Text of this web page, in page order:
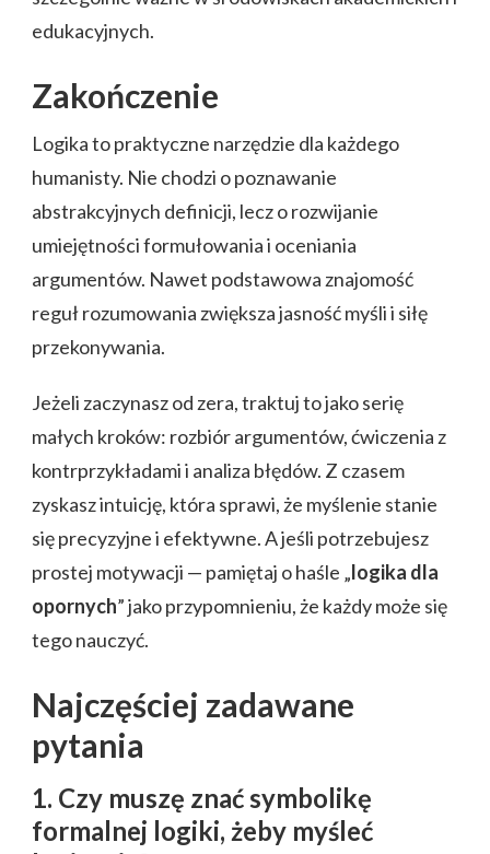
edukacyjnych.
Zakończenie
Logika to praktyczne narzędzie dla każdego
humanisty. Nie chodzi o poznawanie
abstrakcyjnych definicji, lecz o rozwijanie
umiejętności formułowania i oceniania
argumentów. Nawet podstawowa znajomość
reguł rozumowania zwiększa jasność myśli i siłę
przekonywania.
Jeżeli zaczynasz od zera, traktuj to jako serię
małych kroków: rozbiór argumentów, ćwiczenia z
kontrprzykładami i analiza błędów. Z czasem
zyskasz intuicję, która sprawi, że myślenie stanie
się precyzyjne i efektywne. A jeśli potrzebujesz
prostej motywacji — pamiętaj o haśle „logika dla
opornych” jako przypomnieniu, że każdy może się
tego nauczyć.
Najczęściej zadawane
pytania
1. Czy muszę znać symbolikę
formalnej logiki, żeby myśleć